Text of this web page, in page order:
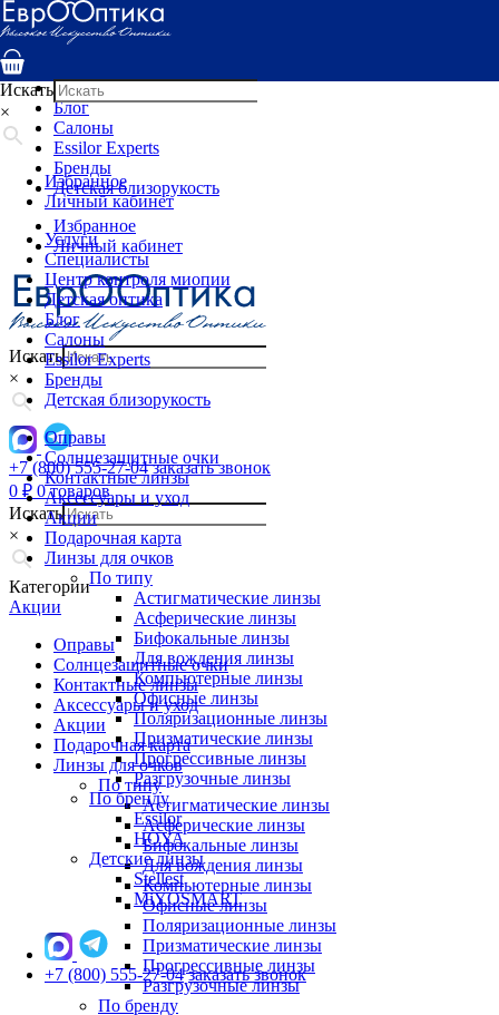
Услуги
Специалисты
Детская оптика
Блог
Салоны
Essilor Experts
Бренды
Детская близорукость
Избранное
Личный кабинет
Искать
×
+7 (800) 555-27-04 заказать звонок
0 ₽ 0 товаров
Искать
×
Категории
Акции
Оправы
Солнцезащитные очки
Контактные линзы
Аксессуары и уход
Акции
Подарочная карта
Линзы для очков
По типу
Астигматические линзы
Асферические линзы
Бифокальные линзы
Для вождения линзы
Компьютерные линзы
Офисные линзы
Поляризационные линзы
Призматические линзы
Прогрессивные линзы
Разгрузочные линзы
По бренду
Искать
×
Избранное
Личный кабинет
Услуги
Специалисты
Центр контроля миопии
Детская оптика
Блог
Салоны
Essilor Experts
Бренды
Детская близорукость
Оправы
Солнцезащитные очки
Контактные линзы
Аксессуары и уход
Акции
Подарочная карта
Линзы для очков
По типу
Астигматические линзы
Асферические линзы
Бифокальные линзы
Для вождения линзы
Компьютерные линзы
Офисные линзы
Поляризационные линзы
Призматические линзы
Прогрессивные линзы
Разгрузочные линзы
По бренду
Essilor
HOYA
Детские линзы
Stellest
MiYOSMART
+7 (800) 555-27-04 заказать звонок